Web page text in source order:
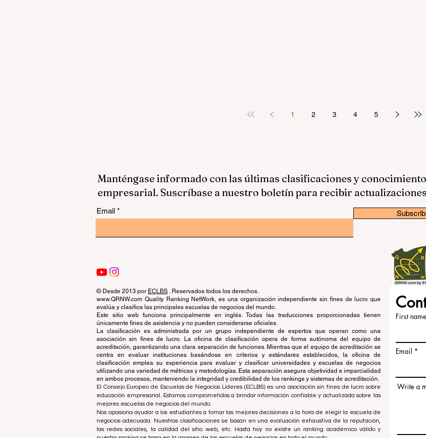
1 2 3 4 5
Manténgase informado con las últimas clasificaciones y
empresarial. Suscríbase a nuestro boletín para recibir
Email
© Desde 2013 por ECLBS . Reservados todos los derechos.
www.QRNW.com Quality Ranking NetWork, es una organización independiente sin fines de lucro que
evalúa y clasifica las principales escuelas de negocios del mundo.
Este sitio web funciona principalmente en inglés. Todas las traducciones proporcionadas tienen
únicamente fines de asistencia y no pueden considerarse oficiales.
La clasificación es administrada por un grupo independiente de expertos que operan como una
asociación sin fines de lucro. La oficina de clasificación opera de forma autónoma del equipo de
acreditación, garantizando una clara separación de funciones. Mientras que el equipo de acreditación se
centra en evaluar instituciones basándose en criterios y estándares establecidos, la oficina de
clasificación emplea su experiencia para evaluar y clasificar universidades y escuelas de negocios
utilizando una variedad de métricas y metodologías. Esta separación asegura objetividad e imparcialidad
en ambos procesos, manteniendo la integridad y credibilidad de los rankings y sistemas de acreditación.
El Consejo Europeo de Escuelas de Negocios Líderes (ECLBS) es una asociación sin fines de lucro sobre
educación empresarial. Estamos comprometidos a brindar información confiable y actualizada sobre las
mejores escuelas de negocios del mundo.
Nos apasiona ayudar a los estudiantes a tomar las mejores decisiones a la hora de elegir la escuela de
negocios adecuada. Nuestras clasificaciones se basan en una evaluación exhaustiva de la reputación,
las redes sociales, la calidad del sitio web, etc. Hasta hoy no existe un ranking académico válido y
First name
Email
Write a